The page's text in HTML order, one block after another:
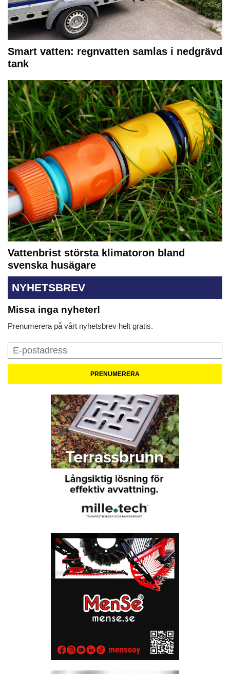
Smart vatten: regnvatten samlas i nedgrävd
tank
Vattenbrist största klimatoron bland
svenska husägare
NYHETSBREV
Missa inga nyheter!
Prenumerera på vårt nyhetsbrev helt gratis.